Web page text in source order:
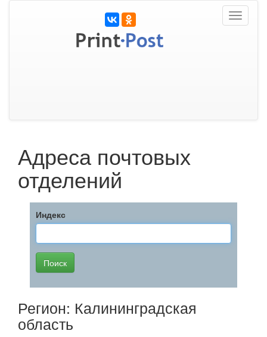
Toggle
Адреса почтовых
отделений
Индекс
Регион: Калининградская
область